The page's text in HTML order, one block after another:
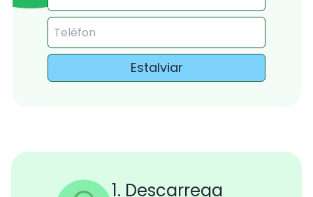
Estalviar
1. Descarrega